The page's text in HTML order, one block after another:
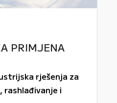
PRIMJENA
rješenja za
rashlađivanje i